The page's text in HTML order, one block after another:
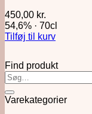
450,00 kr.
54,6% · 70cl
Tilføj til kurv
Find produkt
Varekategorier